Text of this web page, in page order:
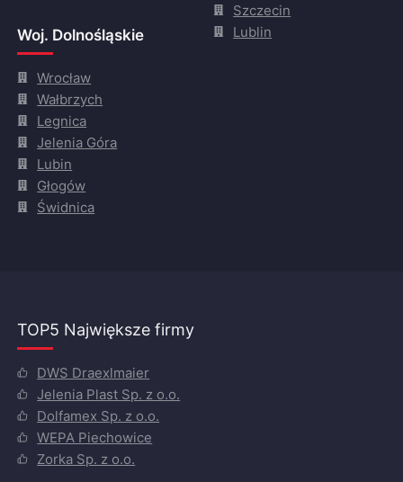
Woj. Dolnośląskie
Wrocław
Wałbrzych
Legnica
Jelenia Góra
Lubin
Głogów
Świdnica
Szczecin
Lublin
TOP5 Największe firmy
DWS Draexlmaier
Jelenia Plast Sp. z o.o.
Dolfamex Sp. z o.o.
WEPA Piechowice
Zorka Sp. z o.o.